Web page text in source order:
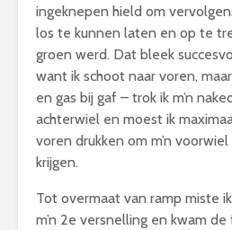
ingeknepen hield om
los te kunnen laten en op te
groen werd. Dat bleek
want ik schoot naar voren,
en gas bij gaf – trok ik m’n
achterwiel en moest ik
voren drukken om m’n
krijgen.
Tot overmaat van ramp miste
m’n 2e versnelling en kwam